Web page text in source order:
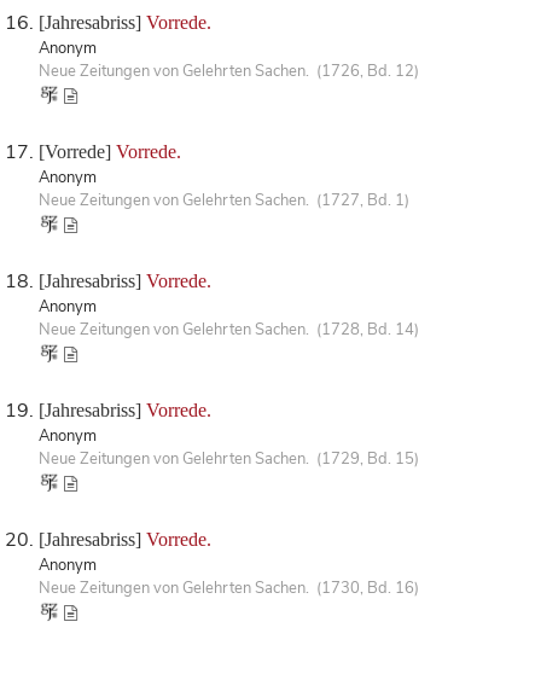
[Jahresabriss] Vorrede.
Anonym
Neue Zeitungen von Gelehrten Sachen. (1726, Bd. 12)
[Vorrede] Vorrede.
Anonym
Neue Zeitungen von Gelehrten Sachen. (1727, Bd. 1)
[Jahresabriss] Vorrede.
Anonym
Neue Zeitungen von Gelehrten Sachen. (1728, Bd. 14)
[Jahresabriss] Vorrede.
Anonym
Neue Zeitungen von Gelehrten Sachen. (1729, Bd. 15)
[Jahresabriss] Vorrede.
Anonym
Neue Zeitungen von Gelehrten Sachen. (1730, Bd. 16)